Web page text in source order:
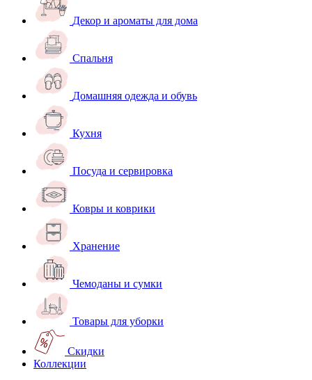
Декор и ароматы для дома
Спальня
Домашняя одежда и обувь
Кухня
Посуда и сервировка
Ковры и коврики
Хранение
Чемоданы и сумки
Товары для уборки
Скидки
Коллекции